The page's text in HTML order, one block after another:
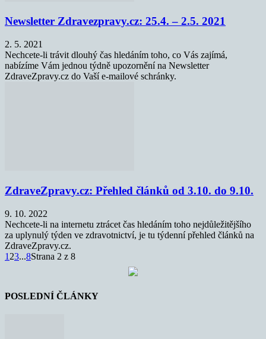
Newsletter Zdravezpravy.cz: 25.4. – 2.5. 2021
2. 5. 2021
Nechcete-li trávit dlouhý čas hledáním toho, co Vás zajímá,
nabízíme Vám jednou týdně upozornění na Newsletter
ZdraveZpravy.cz do Vaší e-mailové schránky.
ZdraveZpravy.cz: Přehled článků od 3.10. do 9.10.
9. 10. 2022
Nechcete-li na internetu ztrácet čas hledáním toho nejdůležitějšího
za uplynulý týden ve zdravotnictví, je tu týdenní přehled článků na
ZdraveZpravy.cz.
1 23...8Strana 2 z 8
POSLEDNÍ ČLÁNKY